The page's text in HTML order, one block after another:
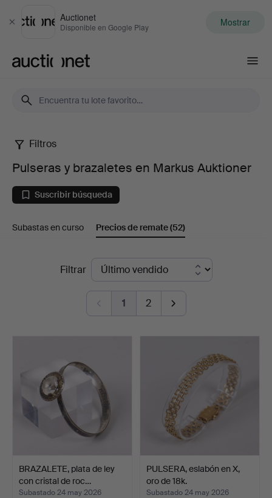
Cerrar
Auctionet
Disponible en Google Play Mostrar
Pulseras
brazaletes
en
Markus
Auktioner
Filtros
Pulseras y brazaletes en Markus Auktioner
Suscribir búsqueda
Subastas en curso Precios de remate(52)
Filtrar
1 2
BRAZALETE, plata de ley
con cristal de roc…
Subastado 24 may 2026
PULSERA, eslabón en X,
oro de 18k.
Subastado 24 may 2026